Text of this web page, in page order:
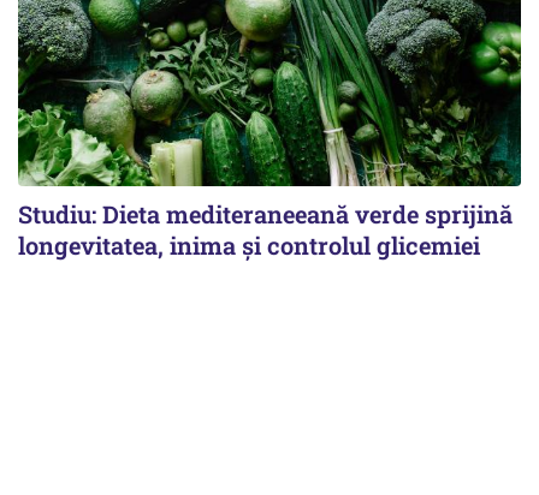
Studiu: Dieta mediteraneeană verde sprijină
longevitatea, inima și controlul glicemiei